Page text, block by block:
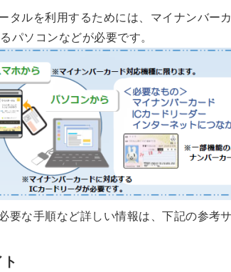
タルを利用するためには、マイナンバー
パソコンなどが必要です。
要な手順など詳しい情報は、下記の参考